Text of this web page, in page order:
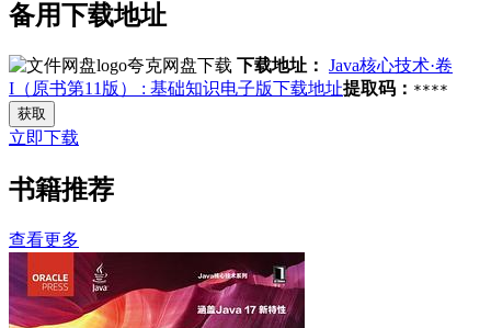
备用下载地址
夸克网盘下载 下载地址： Java核心技术·卷
I（原书第11版） : 基础知识电子版下载地址提取码： ****
获取
立即下载
书籍推荐
查看更多